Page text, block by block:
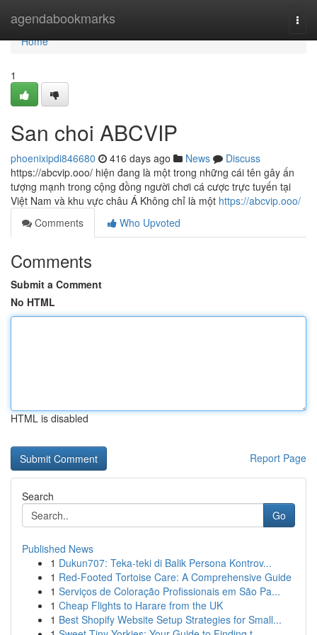
agendabookmarks
Home
Home
1
San choi ABCVIP
phoenixipdi846680 416 days ago News
Discuss
https://abcvip.ooo/ hiện đang là một trong những cái tên gây ấn
tượng mạnh trong cộng đồng người chơi cá cược trực tuyến tại
Việt Nam và khu vực châu Á Không chỉ là một https://abcvip.ooo/
Comments
Who Upvoted
Comments
Submit a Comment
No HTML
HTML is disabled
Report Page
Search
Go
Published News
1 Dukun707: Teka-teki di Balik Persona Kontrov...
1 Red-Footed Tortoise Care: A Comprehensive Guide
1 Serviços de Coloração Profissionais em São Pa...
1 Cheap Flights to Harare from the UK
1 Best Shopify Website Setup Strategies for Small...